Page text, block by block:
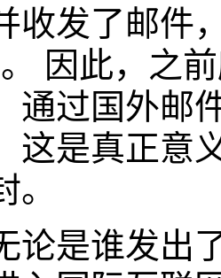
收发了邮件
因此，之
通过国外邮
这是真正意
论是谁发出